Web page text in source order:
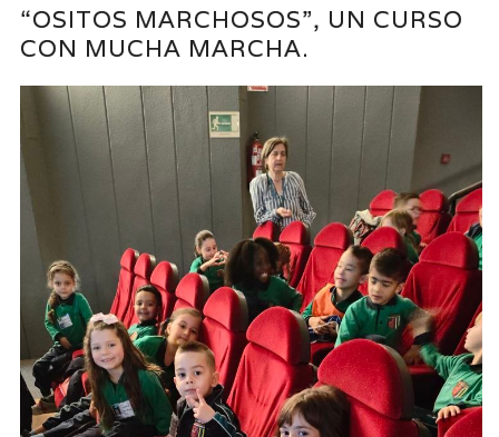
“OSITOS MARCHOSOS”, UN CURSO
CON MUCHA MARCHA.